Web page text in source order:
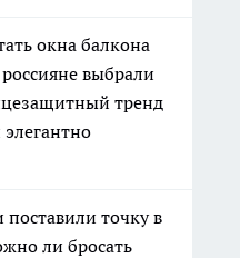
окна балкона
выбрали
тренд
поставили точку в
ли бросать